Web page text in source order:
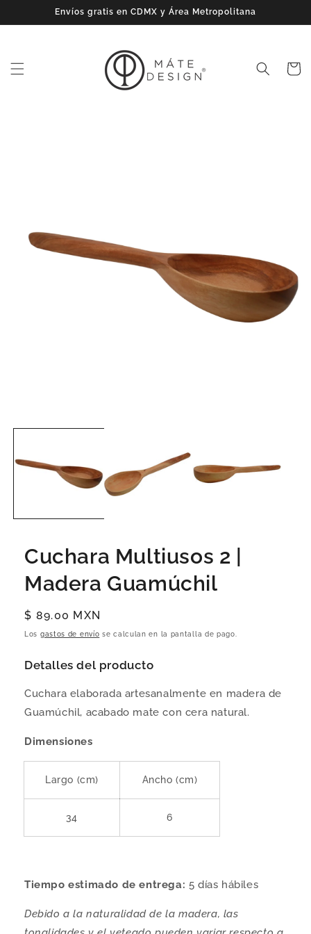
directamente
al contenido
Envíos gratis en CDMX y Área Metropolitana
Carrito
Cuchara Multiusos 2 |
Madera Guamúchil
Precio
habitual
$ 89.00 MXN
Los gastos de envío se calculan en la pantalla de pago.
Detalles del producto
Cuchara elaborada artesanalmente en madera de
Guamúchil, acabado mate con cera natural.
Dimensiones
Largo (cm) Ancho (cm)
34 6
Tiempo estimado de entrega: 5 días hábiles
Debido a la naturalidad de la madera, las